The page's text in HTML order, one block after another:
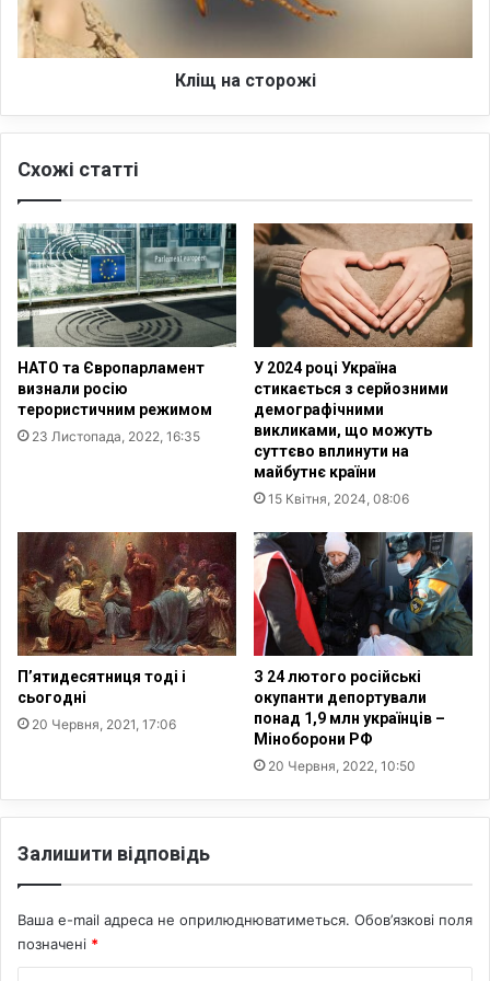
с
т
о
Кліщ на сторожі
Схожі статті
НАТО та Європарламент
визнали росію
терористичним режимом
23 Листопада, 2022, 16:35
У 2024 році Україна
стикається з серйозними
демографічними
викликами, що можуть
суттєво вплинути на
майбутнє країни
15 Квітня, 2024, 08:06
П’ятидесятниця тоді і
сьогодні
20 Червня, 2021, 17:06
З 24 лютого російські
окупанти депортували
понад 1,9 млн українців –
Міноборони РФ
20 Червня, 2022, 10:50
Залишити відповідь
Ваша e-mail адреса не оприлюднюватиметься. Обов’язкові поля
позначені *